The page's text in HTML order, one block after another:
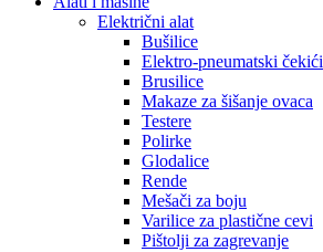
Električni alat
Bušilice
Elektro-pneumatski čekići
Brusilice
Makaze za šišanje ovaca
Testere
Polirke
Glodalice
Rende
Mešači za boju
Varilice za plastične cevi
Pištolji za zagrevanje